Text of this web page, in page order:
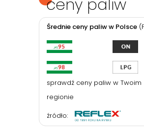
ceny paliw
Średnie ceny paliw w Polsce
sprawdź ceny paliw w Twoim
regionie
źródło: